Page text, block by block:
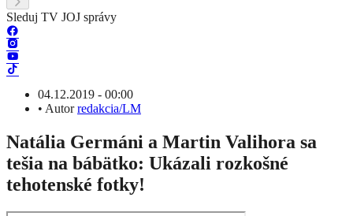
Sleduj TV JOJ správy
04.12.2019 - 00:00
• Autorredakcia/LM
Natália Germáni a Martin Valihora sa
tešia na bábätko: Ukázali rozkošné
tehotenské fotky!